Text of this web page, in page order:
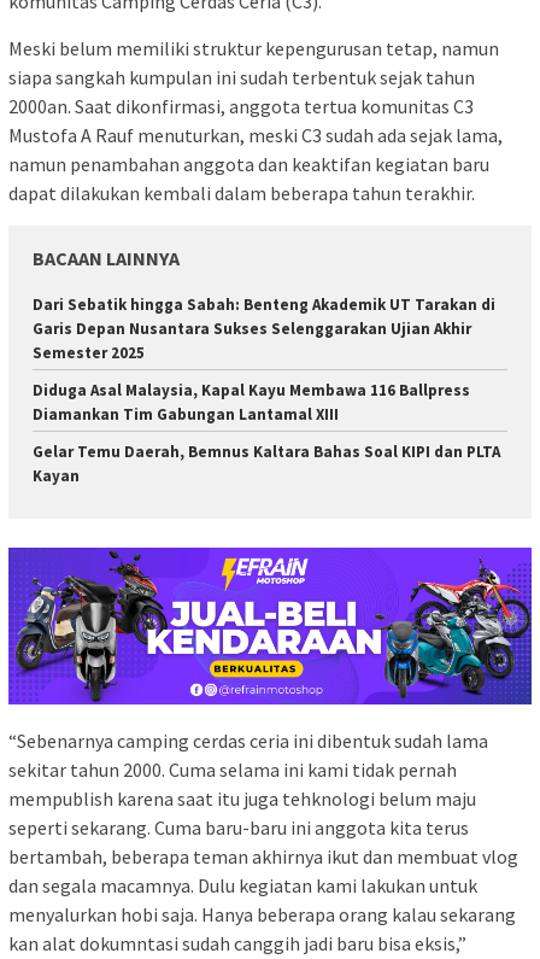
Meski belum memiliki struktur kepengurusan tetap, namun
siapa sangkah kumpulan ini sudah terbentuk sejak tahun
2000an. Saat dikonfirmasi, anggota tertua komunitas C3
Mustofa A Rauf menuturkan, meski C3 sudah ada sejak lama,
namun penambahan anggota dan keaktifan kegiatan baru
dapat dilakukan kembali dalam beberapa tahun terakhir.
BACAAN LAINNYA
Dari Sebatik hingga Sabah: Benteng Akademik UT Tarakan di
Garis Depan Nusantara Sukses Selenggarakan Ujian Akhir
Semester 2025
Diduga Asal Malaysia, Kapal Kayu Membawa 116 Ballpress
Diamankan Tim Gabungan Lantamal XIII
Gelar Temu Daerah, Bemnus Kaltara Bahas Soal KIPI dan PLTA
Kayan
“Sebenarnya camping cerdas ceria ini dibentuk sudah lama
sekitar tahun 2000. Cuma selama ini kami tidak pernah
mempublish karena saat itu juga tehknologi belum maju
seperti sekarang. Cuma baru-baru ini anggota kita terus
bertambah, beberapa teman akhirnya ikut dan membuat vlog
dan segala macamnya. Dulu kegiatan kami lakukan untuk
menyalurkan hobi saja. Hanya beberapa orang kalau sekarang
kan alat dokumntasi sudah canggih jadi baru bisa eksis,”